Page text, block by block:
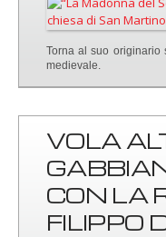
Torna al suo originario
medievale.
VOLA
CON LA
FILIPPO